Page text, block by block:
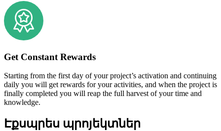
Get Constant Rewards
Starting from the first day of your project’s activation and continuing
daily you will get rewards for your activities, and when the project is
finally completed you will reap the full harvest of your time and
knowledge.
Էքսպրես պրոյեկտներ